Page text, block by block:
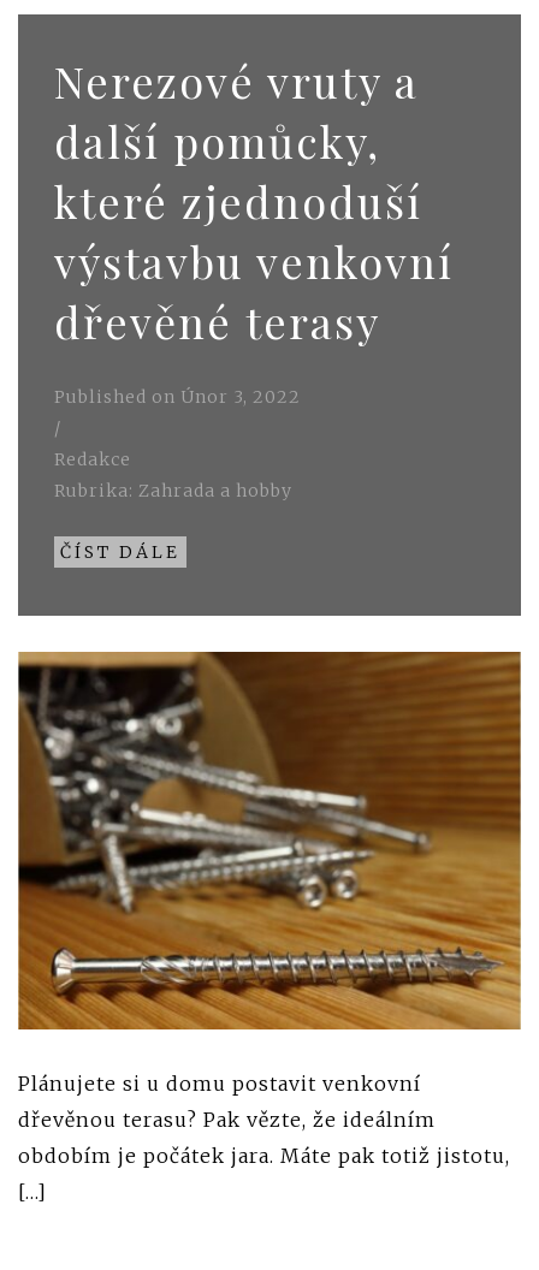
Nerezové vruty a
další pomůcky,
které zjednoduší
výstavbu venkovní
dřevěné terasy
Published on Únor 3, 2022
/
Redakce
Rubrika: Zahrada a hobby
ČÍST DÁLE
Plánujete si u domu postavit venkovní
dřevěnou terasu? Pak vězte, že ideálním
obdobím je počátek jara. Máte pak totiž jistotu,
[…]